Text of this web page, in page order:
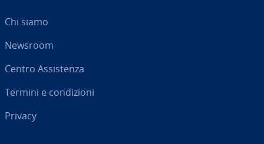
Chi siamo
Newsroom
Centro As­si­sten­za
Termini e con­di­zio­ni
Privacy